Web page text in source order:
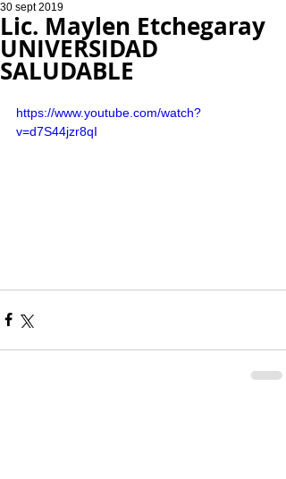
Lic. Maylen Etchegaray
UNIVERSIDAD
SALUDABLE
30 sept 2019
https://www.youtube.com/watch?
v=d7S44jzr8qI